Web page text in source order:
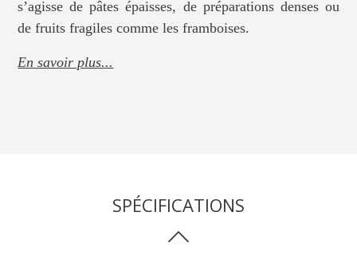
s’agisse de pâtes épaisses, de préparations denses ou
de fruits fragiles comme les framboises.
En savoir plus...
SPÉCIFICATIONS